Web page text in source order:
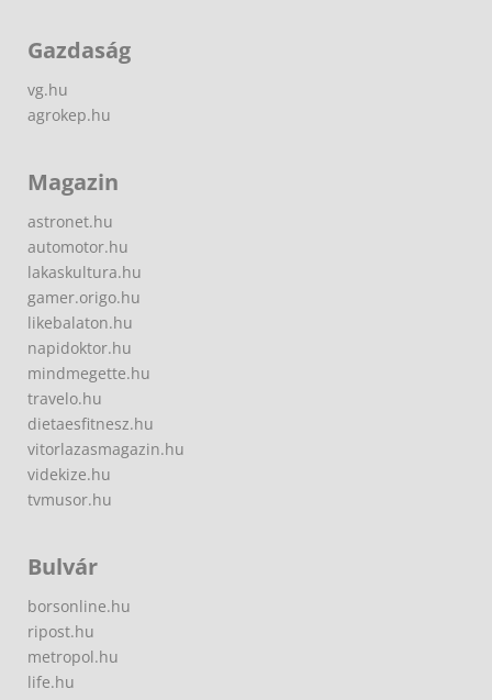
Gazdaság
vg.hu
agrokep.hu
Magazin
astronet.hu
automotor.hu
lakaskultura.hu
gamer.origo.hu
likebalaton.hu
napidoktor.hu
mindmegette.hu
travelo.hu
dietaesfitnesz.hu
vitorlazasmagazin.hu
videkize.hu
tvmusor.hu
Bulvár
borsonline.hu
ripost.hu
metropol.hu
life.hu